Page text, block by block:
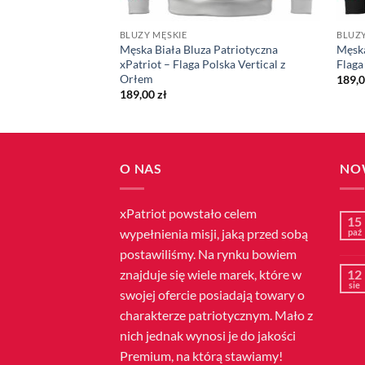
BLUZY MĘSKIE
Męska Biała Bluza Patriotyczna
xPatriot – Flaga Polska Vertical z
Orłem
189,00zł
O NAS
xPatriot powstało celem
wypełnienia misji, jaką przed sobą
postawiliśmy. Na rynku bowiem
znajduje się wiele marek, które w
swojej ofercie posiadają towary o
charakterze patriotycznym. Mało z
nich jednak wynosi je do jakości
Premium, na którą stawiamy!
15
paź
12
sie